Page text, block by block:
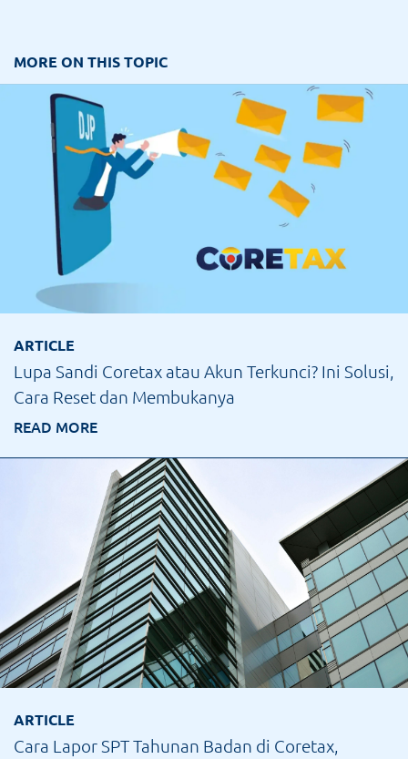
MORE ON THIS TOPIC
ARTICLE
Lupa Sandi Coretax atau Akun Terkunci? Ini Solusi,
Cara Reset dan Membukanya
READ MORE
ARTICLE
Cara Lapor SPT Tahunan Badan di Coretax,